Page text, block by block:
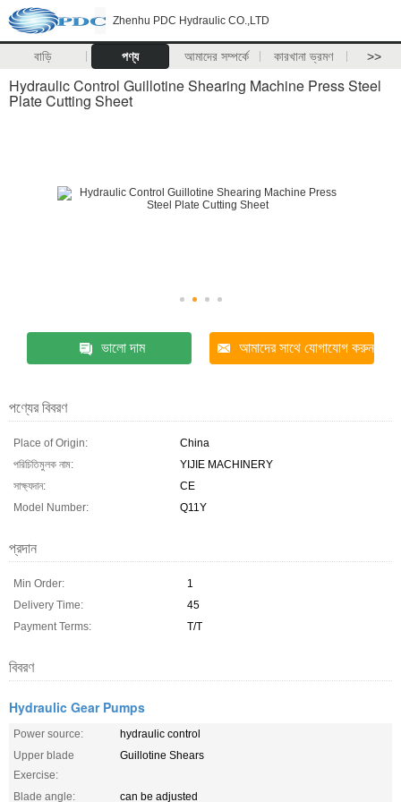
Zhenhu PDC Hydraulic CO.,LTD
বাড়ি পণ্য আমাদের সম্পর্কে কারখানা ভ্রমণ >>
Hydraulic Control Guillotine Shearing Machine Press Steel
Plate Cutting Sheet
ভালো দাম আমাদের সাথে যোগাযোগ করুন
পণ্যের বিবরণ
Place of Origin:
China
পরিচিতিমুলক নাম:
YIJIE MACHINERY
সাক্ষ্যদান:
CE
Model Number:
Q11Y
প্রদান
Min Order:
1
Delivery Time:
45
Payment Terms:
T/T
বিবরণ
Hydraulic Gear Pumps
Power source:
hydraulic control
Upper blade
Exercise:
Guillotine Shears
Blade angle: can be adjusted